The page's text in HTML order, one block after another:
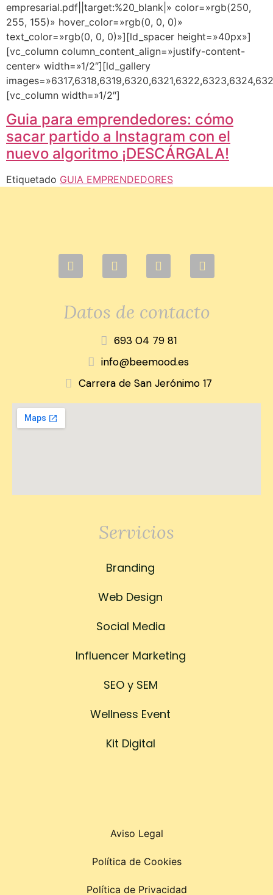
empresarial.pdf||target:%20_blank|» color=»rgb(250,
255, 155)» hover_color=»rgb(0, 0, 0)»
text_color=»rgb(0, 0, 0)»][ld_spacer height=»40px»]
[vc_column column_content_align=»justify-content-
center» width=»1/2″][ld_gallery
[vc_column width=»1/2″]
Guia para emprendedores: cómo
sacar partido a Instagram con el
nuevo algoritmo ¡DESCÁRGALA!
Etiquetado GUIA EMPRENDEDORES
Datos de contacto
693 04 79 81
info@beemood.es
Carrera de San Jerónimo 17
Servicios
Branding
Web Design
Social Media
Influencer Marketing
SEO y SEM
Wellness Event
Kit Digital
Aviso Legal
Política de Cookies
Política de Privacidad